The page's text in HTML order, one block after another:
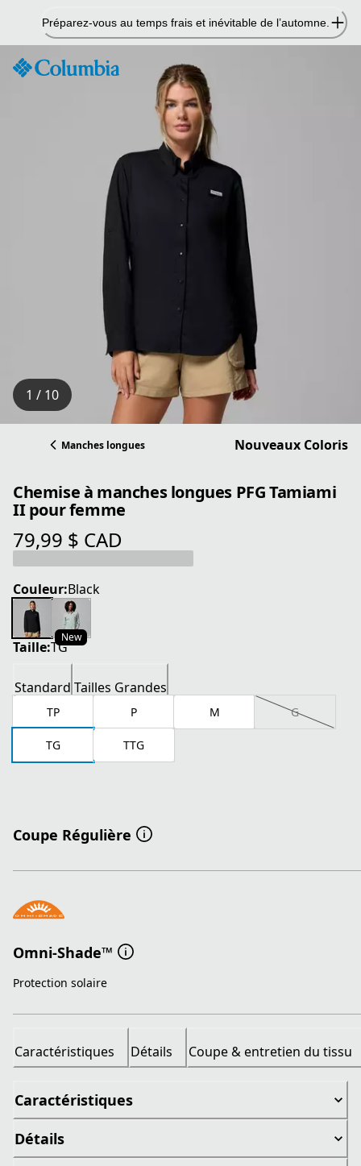
contenu
Préparez-vous au temps frais et inévitable de l’automne.
1 / 10
Manches longues Nouveaux Coloris
Chemise à manches longues PFG Tamiami
II pour femme
79,99 $ CAD
prix actuel 79,99 $ CAD
Couleur:Black
New
Taille:TG
Standard Tailles Grandes
TP P M G
TG TTG
Coupe Régulière
Omni-Shade™
Protection solaire
Caractéristiques Détails Coupe & entretien du tissu
Caractéristiques
Détails